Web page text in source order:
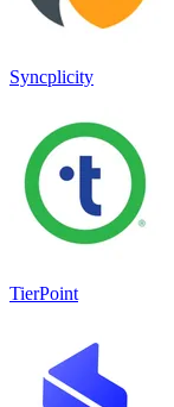
Syncplicity
TierPoint